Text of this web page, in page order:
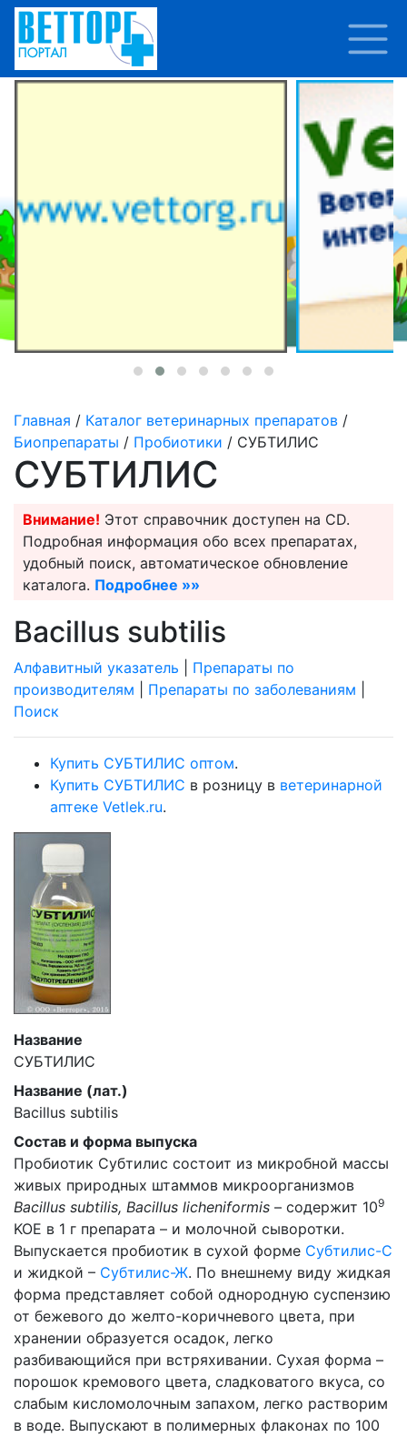
Главная / Каталог ветеринарных препаратов /
Биопрепараты / Пробиотики / СУБТИЛИС
СУБТИЛИС
Внимание! Этот справочник доступен на CD.
Подробная информация обо всех препаратах,
удобный поиск, автоматическое обновление
каталога. Подробнее »»
Bacillus subtilis
Алфавитный указатель
Препараты по
производителям
Препараты по заболеваниям
Поиск
Купить СУБТИЛИС оптом.
Купить СУБТИЛИС в розницу в ветеринарной
аптеке Vetlek.ru.
Название
СУБТИЛИС
Название (лат.)
Bacillus subtilis
Состав и форма выпуска
Пробиотик Субтилис состоит из микробной массы
живых природных штаммов микроорганизмов
Bacillus subtilis, Bacillus licheniformis – содержит 109
KOE в 1 г препарата – и молочной сыворотки.
Выпускается пробиотик в сухой форме Субтилис-С
и жидкой – Субтилис-Ж. По внешнему виду жидкая
форма представляет собой однородную суспензию
от бежевого до желто-коричневого цвета, при
хранении образуется осадок, легко
разбивающийся при встряхивании. Сухая форма –
порошок кремового цвета, сладковатого вкуса, со
слабым кисломолочным запахом, легко растворим
в воде. Выпускают в полимерных флаконах по 100